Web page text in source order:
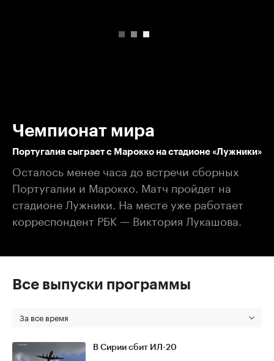
Чемпионат мира
Португалия сыграет с Марокко на стадионе «Лужники»
Осталось менее часа до встречи сборных
Португалии и Марокко. Матч пройдет на
стадионе Лужники. На месте уже работает
корреспондент РБК — Виктория Лукашова.
Все выпуски программы
За все время
В Сирии сбит ИЛ-20